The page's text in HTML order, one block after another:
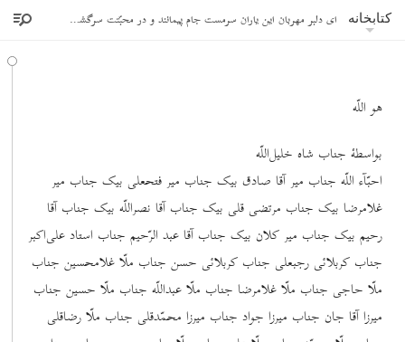
کتابخانه ای دلبر مهربان این یاران سرمست جام پیمانند و در محبّتت سرگشته و بادیه‌پیما
هو اللّه
بواسطۀ جناب شاه خلیل‌اللّه
احبّآء اللّه جناب میر آقا صادق بیک جناب میر فتحعلی بیک جناب میر
غلامرضا بیک جناب مرتضی قلی بیک جناب آقا نصراللّه بیک جناب آقا
رحیم بیک جناب میر کلان بیک جناب آقا عبد الرّحیم جناب استاد علی‌اکبر
جناب کربلائی رجبعلی جناب کربلائی حسن جناب ملّا غلامحسین جناب
ملّا حاجی جناب ملّا غلامرضا جناب ملّا عبداللّه جناب ملّا حسین جناب
میرزا آقا جان جناب میرزا جواد جناب میرزا محمّدقلی جناب ملّا رضاقلی